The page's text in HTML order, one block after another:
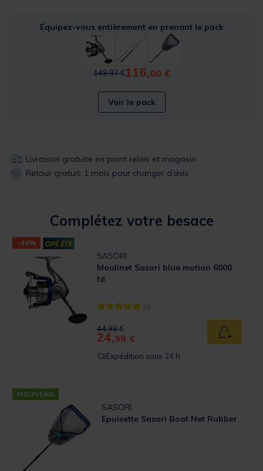
Équipez-vous entièrement en prenant le pack
Price reduced from
149,97 €to
116,00 €
Voir le pack
Livraison gratuite en point relais et magasin
Retour gratuit, 1 mois pour changer d’avis
Complétez votre besace
-44%
SASORI
Moulinet Sasori blue motion 6000
fd
[object Object] out of 5 Customer Rating
(2)
Price reduced from
44,99 €to
24,99 € Ajouter
Expédition sous 24 h
NOUVEAU
SASORI
Epuisette Sasori Boat Net Rubber